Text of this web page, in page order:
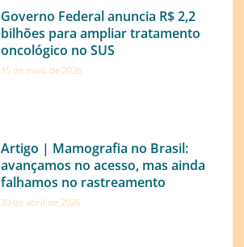
Governo Federal anuncia R$ 2,2
bilhões para ampliar tratamento
oncológico no SUS
15 de maio de 2026
Artigo | Mamografia no Brasil:
avançamos no acesso, mas ainda
falhamos no rastreamento
30 de abril de 2026